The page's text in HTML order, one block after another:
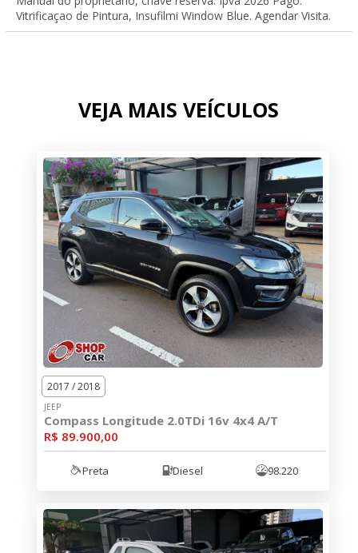
Vitrificaçao de Pintura, Insufilmi Window Blue. Agendar Visita.
VEJA MAIS VEÍCULOS
2017 / 2018
JEEP
Compass Longitude 2.0TDi 16v 4x4 A/T
R$ 89.900,00
Preta Diesel 98.220